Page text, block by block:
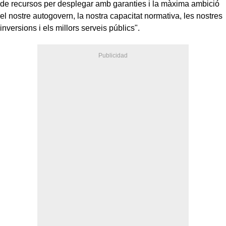
de recursos per desplegar amb garanties i la màxima ambició
el nostre autogovern, la nostra capacitat normativa, les nostres
inversions i els millors serveis públics".